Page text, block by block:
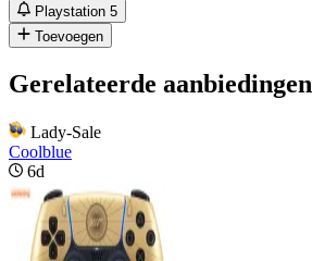
Playstation 5
Toevoegen
Gerelateerde aanbiedingen
Lady-Sale
Coolblue
6d